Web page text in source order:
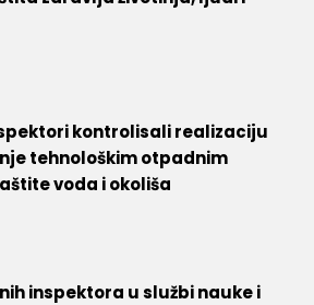
kontrolisali realizaciju
tehnološkim otpadnim
voda i okoliša
inspektora u službi nauke i